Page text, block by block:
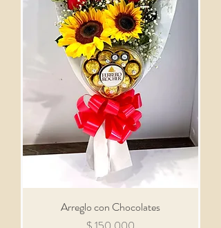
Arreglo con Chocolates
Precio